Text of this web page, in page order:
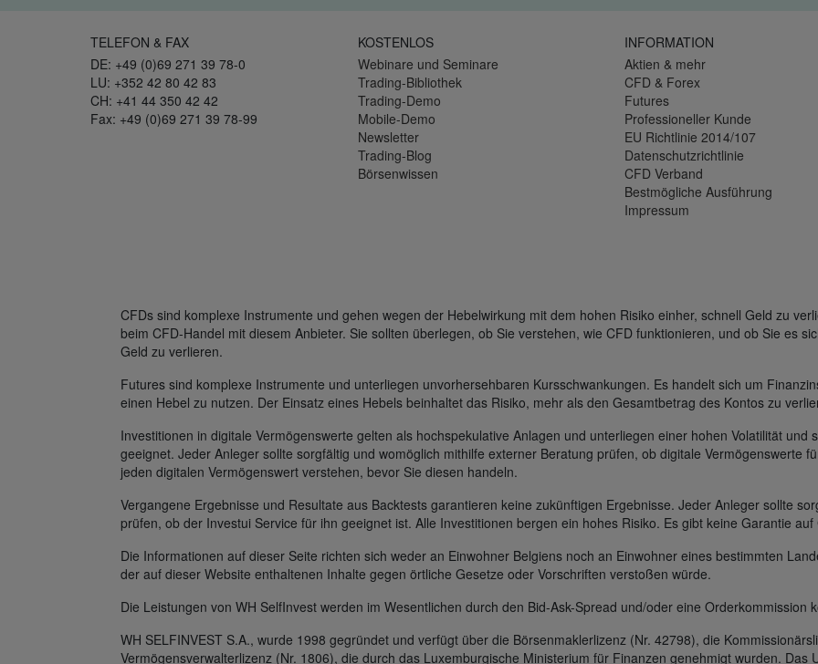
TELEFON & FAX
DE: +49 (0)69 271 39 78-0
LU: +352 42 80 42 83
CH: +41 44 350 42 42
Fax: +49 (0)69 271 39 78-99
KOSTENLOS
Webinare und Seminare
Trading-Bibliothek
Trading-Demo
Mobile-Demo
Newsletter
Trading-Blog
Börsenwissen
INFORMATION
Aktien & mehr
CFD & Forex
Futures
Professioneller Kunde
EU Richtlinie 2014/107
Datenschutzrichtlinie
CFD Verband
Bestmögliche Ausführung
Impressum
CFDs sind komplexe Instrumente und gehen wegen der Hebelwirkung mit dem hohen Risiko einher, schnell Geld zu
beim CFD-Handel mit diesem Anbieter. Sie sollten überlegen, ob Sie verstehen, wie CFD funktionieren, und ob Sie es
Geld zu verlieren.
Futures sind komplexe Instrumente und unterliegen unvorhersehbaren Kursschwankungen. Es handelt sich um
einen Hebel zu nutzen. Der Einsatz eines Hebels beinhaltet das Risiko, mehr als den Gesamtbetrag des Kontos zu
Investitionen in digitale Vermögenswerte gelten als hochspekulative Anlagen und unterliegen einer hohen Volatilität
geeignet. Jeder Anleger sollte sorgfältig und womöglich mithilfe externer Beratung prüfen, ob digitale Vermögenswerte
jeden digitalen Vermögenswert verstehen, bevor Sie diesen handeln.
Vergangene Ergebnisse und Resultate aus Backtests garantieren keine zukünftigen Ergebnisse. Jeder Anleger sollte
prüfen, ob der Investui Service für ihn geeignet ist. Alle Investitionen bergen ein hohes Risiko. Es gibt keine Garantie auf
Die Informationen auf dieser Seite richten sich weder an Einwohner Belgiens noch an Einwohner eines bestimmten
der auf dieser Website enthaltenen Inhalte gegen örtliche Gesetze oder Vorschriften verstoßen würde.
Die Leistungen von WH SelfInvest werden im Wesentlichen durch den Bid-Ask-Spread und/oder eine Orderkommission
WH SELFINVEST S.A., wurde 1998 gegründet und verfügt über die Börsenmaklerlizenz (Nr. 42798), die
Vermögensverwalterlizenz (Nr. 1806), die durch das Luxemburgische Ministerium für Finanzen genehmigt wurden. Das